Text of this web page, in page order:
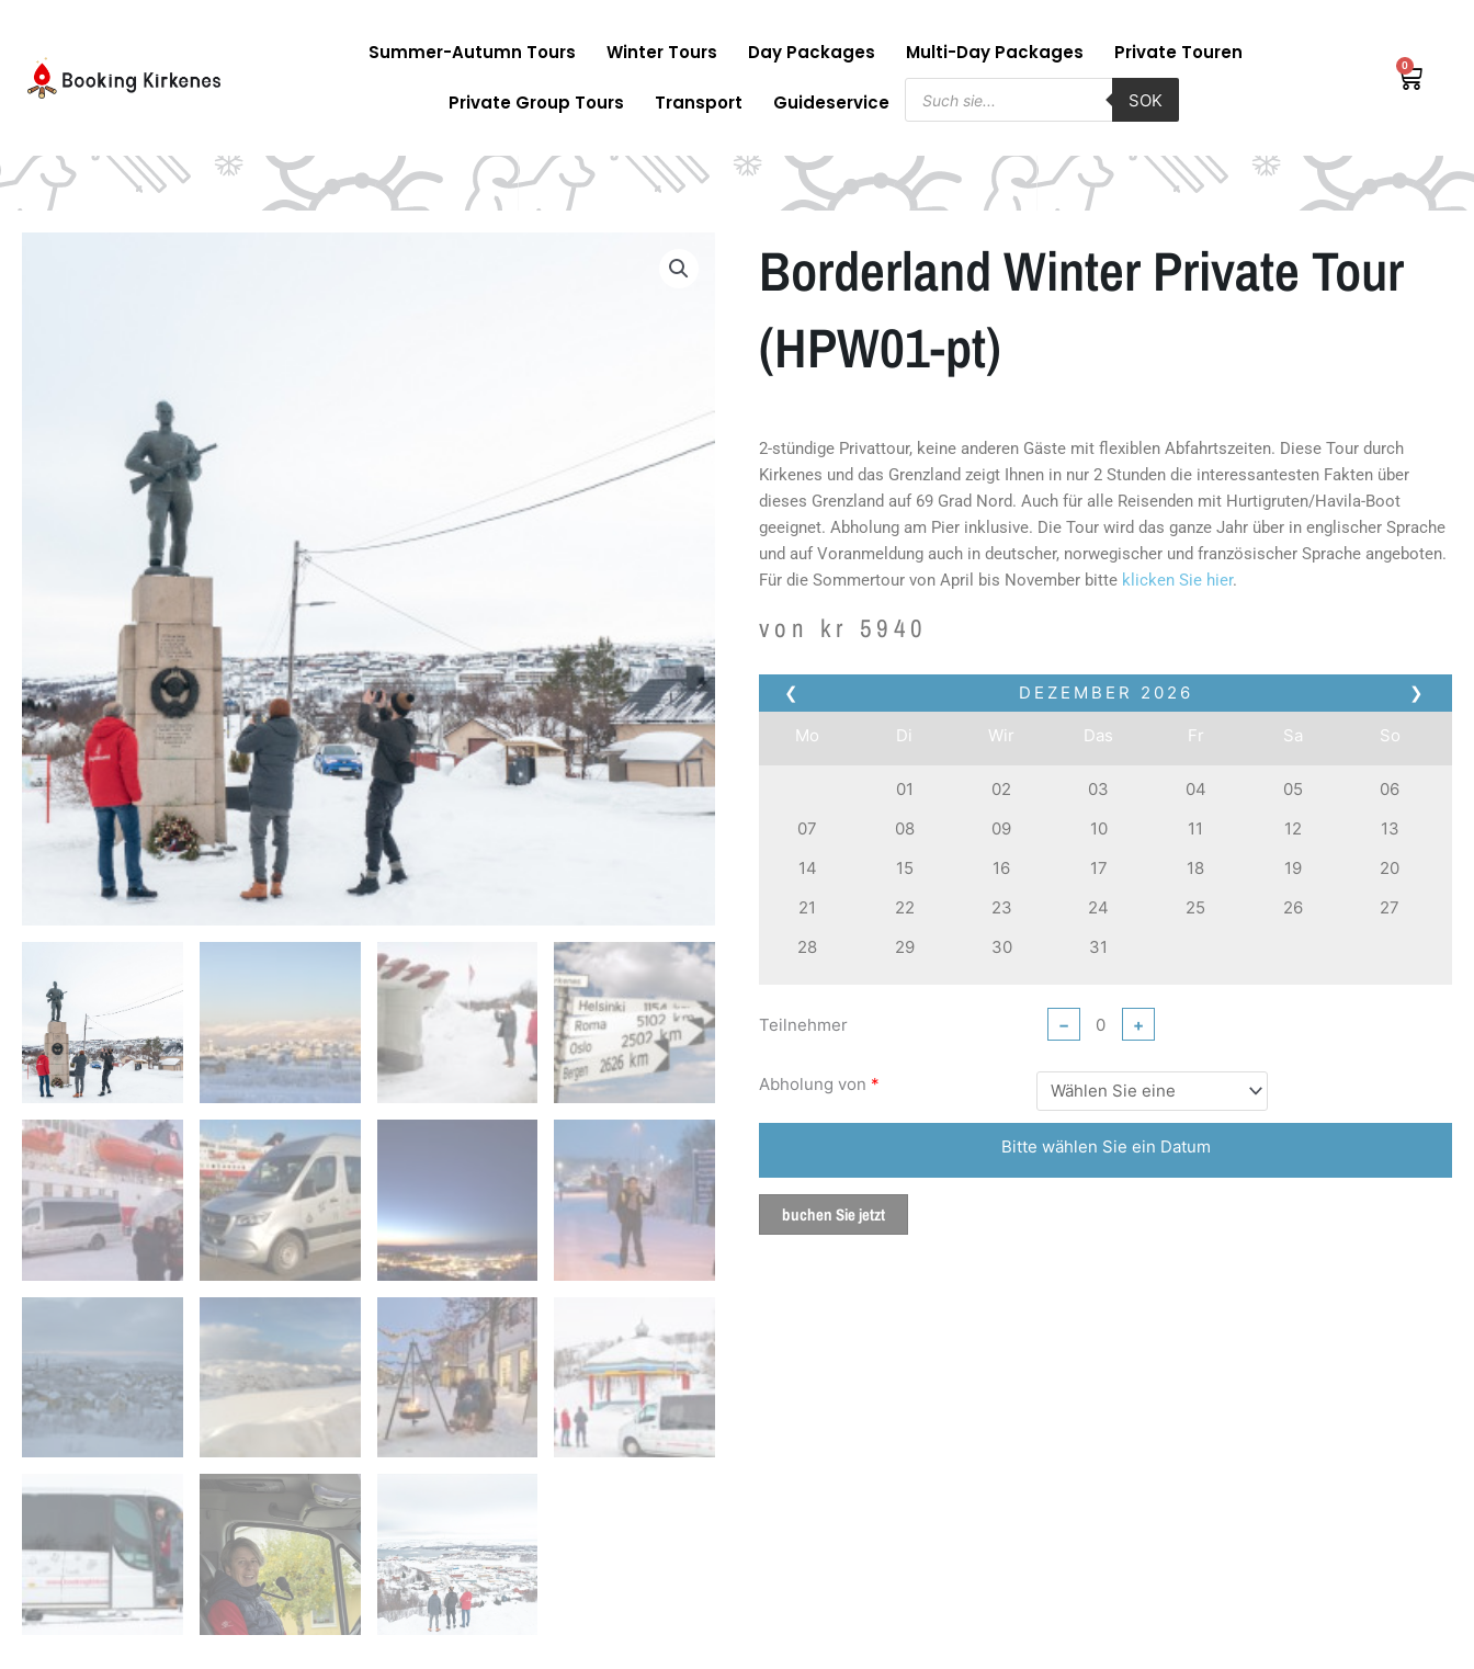
springen
Summer-Autumn Tours Winter Tours Day Packages Multi-Day Packages Private Touren
Private Group Tours Transport Guideservice
Produktsuche
SOK
0
Borderland Winter Private Tour
(HPW01-pt)
2-stündige Privattour, keine anderen Gäste mit flexiblen Abfahrtszeiten. Diese Tour durch
Kirkenes und das Grenzland zeigt Ihnen in nur 2 Stunden die interessantesten Fakten über
dieses Grenzland auf 69 Grad Nord. Auch für alle Reisenden mit Hurtigruten/Havila-Boot
geeignet. Abholung am Pier inklusive. Die Tour wird das ganze Jahr über in englischer Sprache
und auf Voranmeldung auch in deutscher, norwegischer und französischer Sprache angeboten.
Für die Sommertour von April bis November bitte klicken Sie hier.
kr 5940
von
❮ ❯
DEZEMBER 2026
Mo Di Wir Das Fr Sa So
01 02 03 04 05
06
07
08 09 10 11 12
13
14
15 16 17 18 19
20
21
22 23 24 25 26
27
28
29 30 31
Teilnehmer − +
Abholung von *
Bitte wählen Sie ein Datum
buchen Sie jetzt